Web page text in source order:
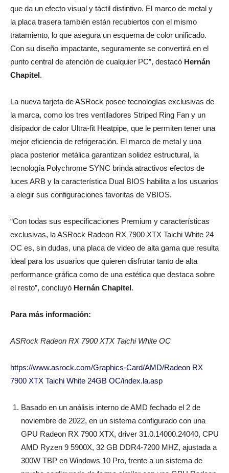
que da un efecto visual y táctil distintivo. El marco de metal y
la placa trasera también están recubiertos con el mismo
tratamiento, lo que asegura un esquema de color unificado.
Con su diseño impactante, seguramente se convertirá en el
punto central de atención de cualquier PC”, destacó Hernán
Chapitel.
La nueva tarjeta de ASRock posee tecnologías exclusivas de
la marca, como los tres ventiladores Striped Ring Fan y un
disipador de calor Ultra-fit Heatpipe, que le permiten tener una
mejor eficiencia de refrigeración. El marco de metal y una
placa posterior metálica garantizan solidez estructural, la
tecnología Polychrome SYNC brinda atractivos efectos de
luces ARB y la característica Dual BIOS habilita a los usuarios
a elegir sus configuraciones favoritas de VBIOS.
“Con todas sus especificaciones Premium y características
exclusivas, la ASRock Radeon RX 7900 XTX Taichi White 24
OC es, sin dudas, una placa de video de alta gama que resulta
ideal para los usuarios que quieren disfrutar tanto de alta
performance gráfica como de una estética que destaca sobre
el resto”, concluyó Hernán Chapitel.
Para más información:
ASRock Radeon RX 7900 XTX Taichi White OC
https://www.asrock.com/Graphics-Card/AMD/Radeon RX
7900 XTX Taichi White 24GB OC/index.la.asp
Basado en un análisis interno de AMD fechado el 2 de
noviembre de 2022, en un sistema configurado con una
GPU Radeon RX 7900 XTX, driver 31.0.14000.24040, CPU
AMD Ryzen 9 5900X, 32 GB DDR4-7200 MHZ, ajustada a
300W TBP en Windows 10 Pro, frente a un sistema de